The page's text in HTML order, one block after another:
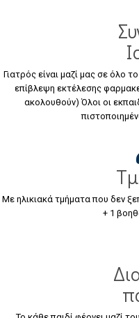
Γιατρός είναι μαζί μας σε όλο
επίβλεψη εκτέλεσης
ακολουθούν) Όλοι οι
Με ηλικιακά τμήματα που δεν
+ 1